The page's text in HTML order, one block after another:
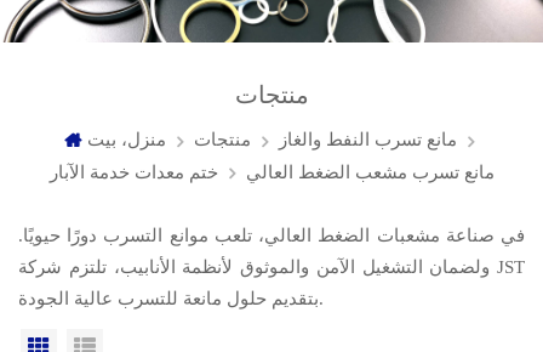
منتجات
منزل، بيت منتجات
مانع تسرب النفط والغاز
ختم معدات خدمة الآبار
مانع تسرب مشعب الضغط العالي
في صناعة مشعبات الضغط العالي، تلعب موانع التسرب دورًا حيويًا.
ولضمان التشغيل الآمن والموثوق لأنظمة الأنابيب، تلتزم شركة JST
بتقديم حلول مانعة للتسرب عالية الجودة.